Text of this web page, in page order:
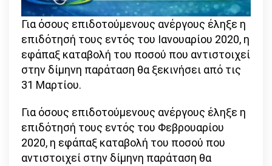
Για όσους επιδοτούμενους ανέργους έληξε η
επιδότησή τους εντός του Ιανουαρίου 2020, η
εφάπαξ καταβολή του ποσού που αντιστοιχεί
στην δίμηνη παράταση θα ξεκινήσει από τις
31 Μαρτίου.
Για όσους επιδοτούμενους ανέργους έληξε η
επιδότησή τους εντός του Φεβρουαρίου
2020, η εφάπαξ καταβολή του ποσού που
αντιστοιχεί στην δίμηνη παράταση θα